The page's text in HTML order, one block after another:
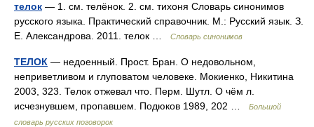
телок — 1. см. телёнок. 2. см. тихоня Словарь синонимов
русского языка. Практический справочник. М.: Русский язык. З.
Е. Александрова. 2011. телок …
Словарь синонимов
ТЕЛОК — недоенный. Прост. Бран. О недовольном,
неприветливом и глуповатом человеке. Мокиенко, Никитина
2003, 323. Телок отжевал что. Перм. Шутл. О чём л.
исчезнувшем, пропавшем. Подюков 1989, 202 …
Большой
словарь русских поговорок